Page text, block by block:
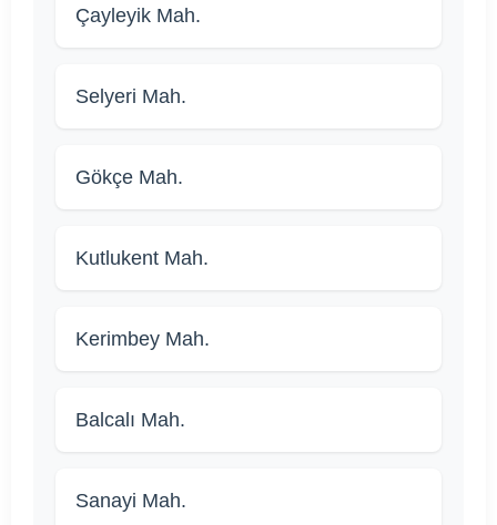
Çayleyik Mah.
Selyeri Mah.
Gökçe Mah.
Kutlukent Mah.
Kerimbey Mah.
Balcalı Mah.
Sanayi Mah.